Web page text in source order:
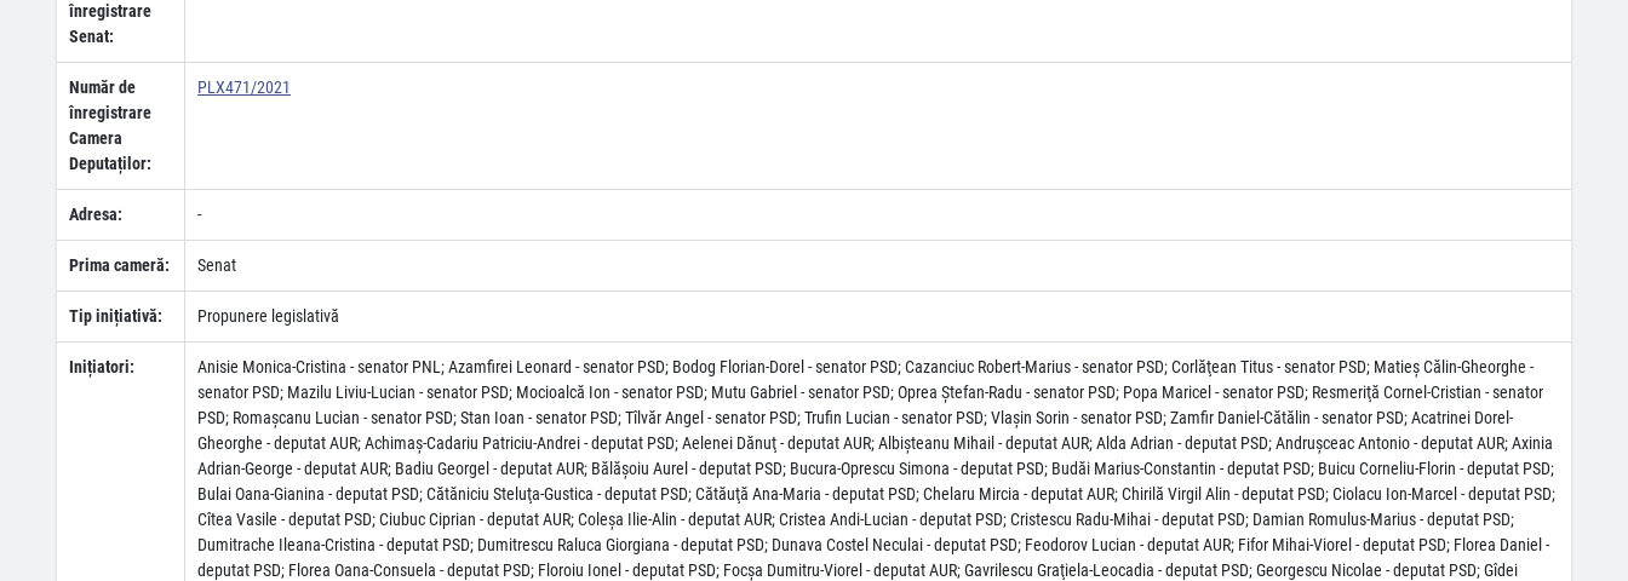
înregistrare
Senat:
Număr de
înregistrare
Camera
Deputaților:
PLX471/2021
Adresa: -
Prima cameră: Senat
Tip inițiativă: Propunere legislativă
Inițiatori:
Anisie Monica-Cristina - senator PNL; Azamfirei Leonard - senator PSD; Bodog Florian-Dorel - senator PSD; Cazanciuc Robert-Marius - senator PSD; Corlăţean Titus - senator PSD; Matieş Călin-Gheorghe -
senator PSD; Mazilu Liviu-Lucian - senator PSD; Mocioalcă Ion - senator PSD; Mutu Gabriel - senator PSD; Oprea Ştefan-Radu - senator PSD; Popa Maricel - senator PSD; Resmeriţă Cornel-Cristian - senator
PSD; Romaşcanu Lucian - senator PSD; Stan Ioan - senator PSD; Tîlvăr Angel - senator PSD; Trufin Lucian - senator PSD; Vlaşin Sorin - senator PSD; Zamfir Daniel-Cătălin - senator PSD; Acatrinei Dorel-
Gheorghe - deputat AUR; Achimaş-Cadariu Patriciu-Andrei - deputat PSD; Aelenei Dănuţ - deputat AUR; Albişteanu Mihail - deputat AUR; Alda Adrian - deputat PSD; Andruşceac Antonio - deputat AUR; Axinia
Adrian-George - deputat AUR; Badiu Georgel - deputat AUR; Bălăşoiu Aurel - deputat PSD; Bucura-Oprescu Simona - deputat PSD; Budăi Marius-Constantin - deputat PSD; Buicu Corneliu-Florin - deputat PSD;
Bulai Oana-Gianina - deputat PSD; Cătăniciu Steluţa-Gustica - deputat PSD; Cătăuţă Ana-Maria - deputat PSD; Chelaru Mircia - deputat AUR; Chirilă Virgil Alin - deputat PSD; Ciolacu Ion-Marcel - deputat PSD;
Cîtea Vasile - deputat PSD; Ciubuc Ciprian - deputat AUR; Coleşa Ilie-Alin - deputat AUR; Cristea Andi-Lucian - deputat PSD; Cristescu Radu-Mihai - deputat PSD; Damian Romulus-Marius - deputat PSD;
Dumitrache Ileana-Cristina - deputat PSD; Dumitrescu Raluca Giorgiana - deputat PSD; Dunava Costel Neculai - deputat PSD; Feodorov Lucian - deputat AUR; Fifor Mihai-Viorel - deputat PSD; Florea Daniel -
deputat PSD; Florea Oana-Consuela - deputat PSD; Floroiu Ionel - deputat PSD; Focşa Dumitru-Viorel - deputat AUR; Gavrilescu Graţiela-Leocadia - deputat PSD; Georgescu Nicolae - deputat PSD; Gîdei